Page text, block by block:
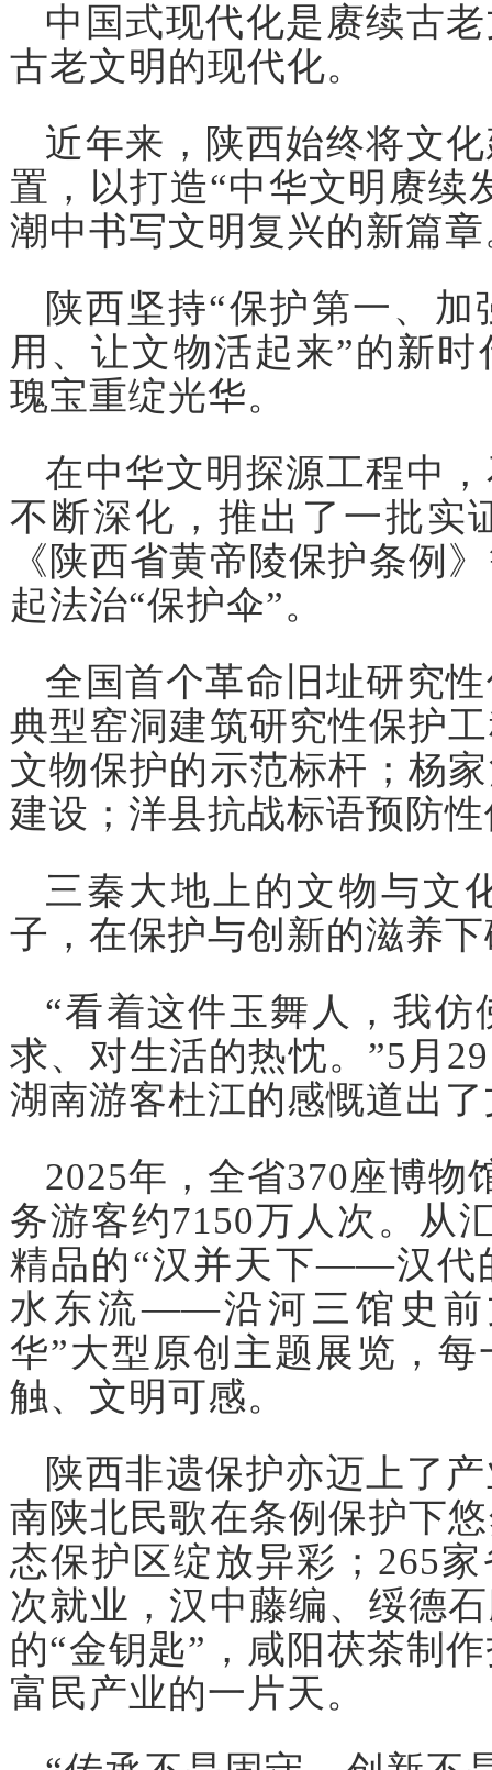
中国式现代化是赓续古
古老文明的现代化。
近年来，陕西始终将文
置，以打造“中华文明赓续
潮中书写文明复兴的新篇
陕西坚持“保护第一、
用、让文物活起来”的新
瑰宝重绽光华。
在中华文明探源工程中
不断深化，推出了一批实
《陕西省黄帝陵保护条例
起法治“保护伞”。
全国首个革命旧址研究
典型窑洞建筑研究性保护
文物保护的示范标杆；杨
建设；洋县抗战标语预防
三秦大地上的文物与文
子，在保护与创新的滋养
“看着这件玉舞人，我
求、对生活的热忱。”5月
湖南游客杜江的感慨道出
2025年，全省370座博物
务游客约7150万人次。从
精品的“汉并天下——汉代
水东流——沿河三馆史前
华”大型原创主题展览，
触、文明可感。
陕西非遗保护亦迈上了
南陕北民歌在条例保护下
态保护区绽放异彩；265
次就业，汉中藤编、绥德
的“金钥匙”，咸阳茯茶制
富民产业的一片天。